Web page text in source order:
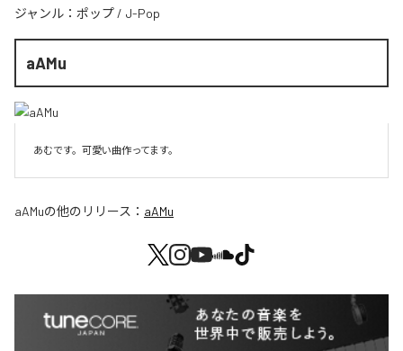
ジャンル： ポップ / J-Pop
aAMu
あむです。可愛い曲作ってます。
aAMuの他のリリース： aAMu